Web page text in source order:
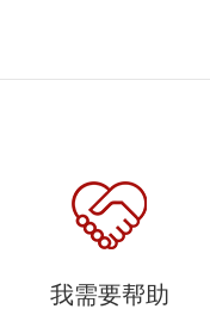
我需要帮助